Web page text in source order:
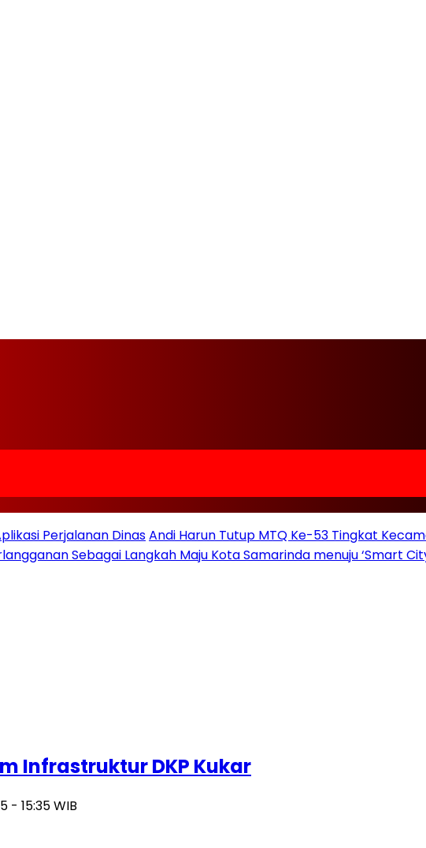
Perjalanan DinasAndi Harun Tutup MTQ Ke-53 Tingkat
Sebagai Langkah Maju Kota Samarinda menuju ‘Smart
Infrastruktur DKP Kukar
- 15:35 WIB